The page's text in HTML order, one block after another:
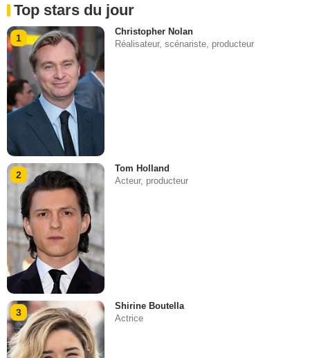
Top stars du jour
1
Christopher Nolan
Réalisateur, scénariste, producteur
2
Tom Holland
Acteur, producteur
3
Shirine Boutella
Actrice